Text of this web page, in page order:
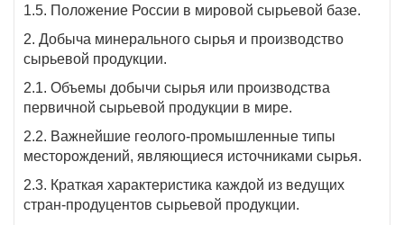
1.5. Положение России в мировой сырьевой базе.
2. Добыча минерального сырья и производство
сырьевой продукции.
2.1. Объемы добычи сырья или производства
первичной сырьевой продукции в мире.
2.2. Важнейшие геолого-промышленные типы
месторождений, являющиеся источниками сырья.
2.3. Краткая характеристика каждой из ведущих
стран-продуцентов сырьевой продукции.